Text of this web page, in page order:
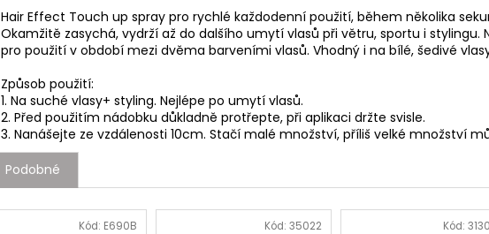
Hair Effect Touch up spray pro rychlé každodenní použití, během několika
Okamžitě zasychá, vydrží až do dalšího umytí vlasů při větru, sportu i stylingu.
pro použití v období mezi dvěma barveními vlasů. Vhodný i na bílé, šedivé
Způsob použití:
1. Na suché vlasy+ styling. Nejlépe po umytí vlasů.
2. Před použitím nádobku důkladně protřepte, při aplikaci držte svisle.
3. Nanášejte ze vzdálenosti 10cm. Stačí malé množství, příliš velké množství
Podobné
Kód: E690B Kód: 35022 Kód: